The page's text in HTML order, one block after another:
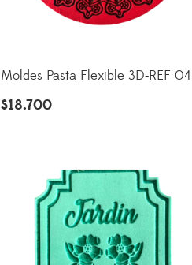
Moldes Pasta Flexible 3D-REF 04
$18.700